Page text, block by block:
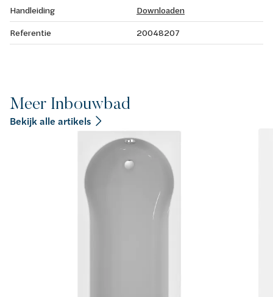
Handleiding
Downloaden
Referentie
20048207
Meer Inbouwbad
Bekijk alle artikels